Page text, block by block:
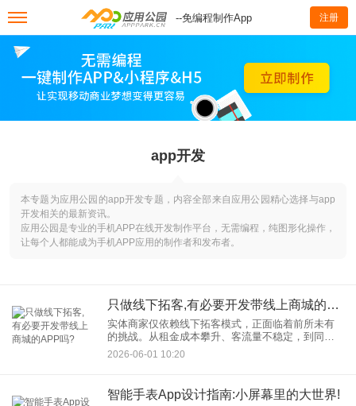
--免编程制作App 注册
app开发
本专题为应用公园的app开发专题，内容全部来自应用公园精心选择与app
开发相关的最新资讯。
应用公园是专业的手机APP在线开发制作平台，无需编程，纯图形化操作，
让每个人都能成为手机APP应用的制作者和发布者。
只做线下拓客,有必要开发带线上商城的APP吗?
实体商家仅依赖线下拓客模式，正面临着前所未有
的挑战。从租金成本攀升、客流量不稳定，到同质
化竞争加剧，传统线下拓客的局限性日益凸显。那
么，实体商家是否有必要开发带线上商城的APP，
2026-06-01 10:20
智能手表App设计指南:小屏幕里的大世界!